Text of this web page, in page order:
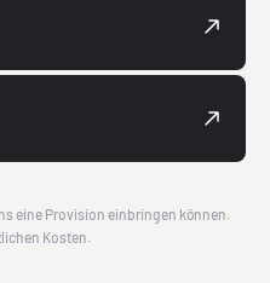
eine Provision einbringen können.
Kosten.